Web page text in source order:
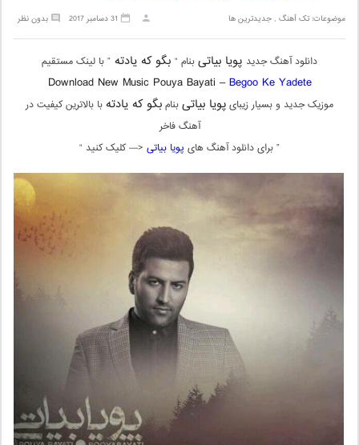
موضوعات:تک آهنگ ,جدیدترین ها بدون نظر 31 دسامبر 2017
دانلود آهنگ جدید پويا بياتیبنام “ بگو كه يادته ” با لینک مستقیم
Download New Music Pouya Bayati –Begoo Ke Yadete
موزیک جدید و بسیار زیبایپويا بياتیبنامبگو كه يادته با بالاترین کیفیت در
آهنگ فاخر
” برای دانلود آهنگ های پويا بياتی <— کلیک کنید “